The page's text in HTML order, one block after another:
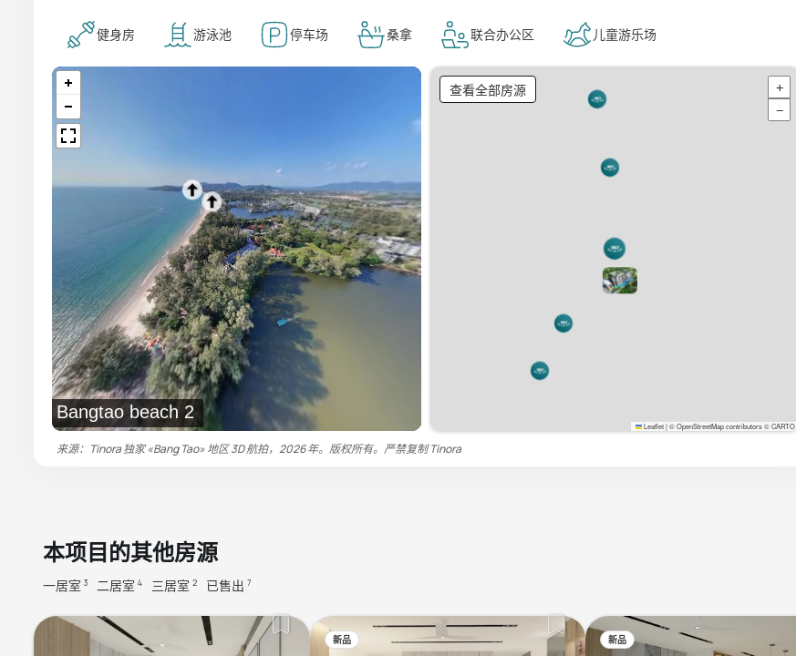
健身房 游泳池 停车场 桑拿 联合办公区 儿童游乐场
Bangtao beach 2
查看全部房源
+
−
Leaflet|© OpenStreetMap contributors © CARTO
来源：Tinora 独家 «Bang Tao» 地区 3D 航拍，2026 年。版权所有。严禁复制Tinora
本项目的其他房源
一居室 3 二居室 4 三居室 2 已售出 7
新品 新品